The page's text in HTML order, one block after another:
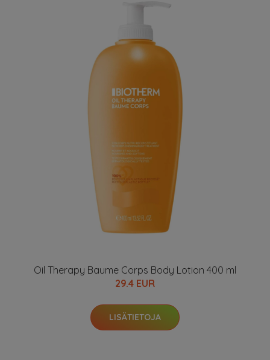
Oil Therapy Baume Corps Body Lotion 400 ml
29.4 EUR
LISÄTIETOJA